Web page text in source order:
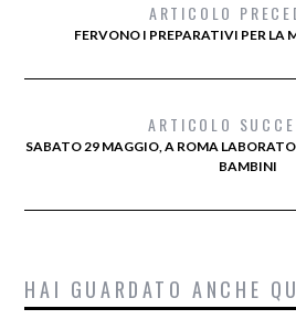
ARTICOLO
FERVONO I PREPARATIVI PER LA
ARTICOLO
SABATO 29 MAGGIO, A ROMA
BAMBINI
HAI GUARDATO ANCHE